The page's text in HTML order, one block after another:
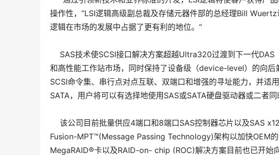
操作性，”LSI逻辑高级副总裁及存储元器件部的总经理Bill
逻辑在市场的发展中占据了更有利的地位。”
SAS技术使SCSI接口解决方案超越Ultra320过渡到下一代
和高性能工作站市场，同时保持了设备级（device-level）的向
SCSI命令集、串行点对点互联、双端口和增强的寻址能力，并适
SATA，用户将可以有选择地使用SAS或SATA硬盘驱动器或二者同
该公司目前批量供应4端口和8端口SAS控制器芯片以及SAS
Fusion-MPT™(Message Passing Technology)架构以加快OEM的
MegaRAID®卡以及RAID-on- chip (ROC)解决方案目前也已开始